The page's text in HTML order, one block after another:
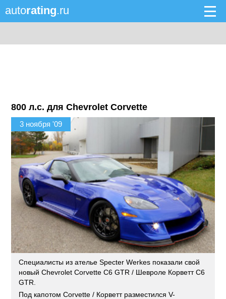
autorating.ru
800 л.с. для Chevrolet Corvette
3 ноября '09
Специалисты из ателье Specter Werkes показали свой
новый Chevrolet Corvette C6 GTR / Шевроле Корветт C6
GTR.
Под капотом Corvette / Корветт разместился V-